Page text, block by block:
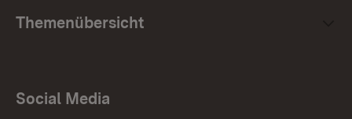
Themenübersicht
Social Media